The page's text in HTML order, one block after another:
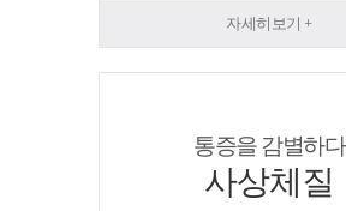
자세히보기 +
통증을 감별하다
사상체질